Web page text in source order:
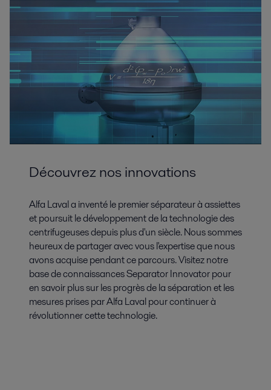
Découvrez nos innovations
Alfa Laval a inventé le premier séparateur à assiettes
et poursuit le développement de la technologie des
centrifugeuses depuis plus d'un siècle. Nous sommes
heureux de partager avec vous l'expertise que nous
avons acquise pendant ce parcours. Visitez notre
base de connaissances Separator Innovator pour
en savoir plus sur les progrès de la séparation et les
mesures prises par Alfa Laval pour continuer à
révolutionner cette technologie.